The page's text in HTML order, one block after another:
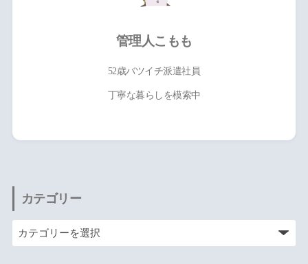
管理人こもも
52歳バツイチ派遣社員
丁寧な暮らしを模索中
カテゴリー